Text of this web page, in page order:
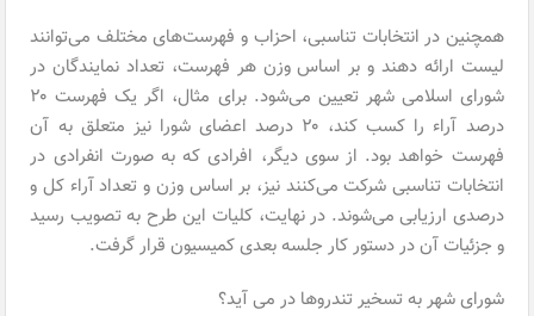
همچنین در انتخابات تناسبی، احزاب و فهرست‌های مختلف می‌توانند
لیست ارائه دهند و بر اساس وزن هر فهرست، تعداد نمایندگان در
شورای اسلامی شهر تعیین می‌شود. برای مثال، اگر یک فهرست ۲۰
درصد آراء را کسب کند، ۲۰ درصد اعضای شورا نیز متعلق به آن
فهرست خواهد بود. از سوی دیگر، افرادی که به صورت انفرادی در
انتخابات تناسبی شرکت می‌کنند نیز، بر اساس وزن و تعداد آراء کل و
درصدی ارزیابی می‌شوند. در نهایت، کلیات این طرح به تصویب رسید
و جزئیات آن در دستور کار جلسه بعدی کمیسیون قرار گرفت.
شورای شهر به تسخیر تندروها در می آید؟